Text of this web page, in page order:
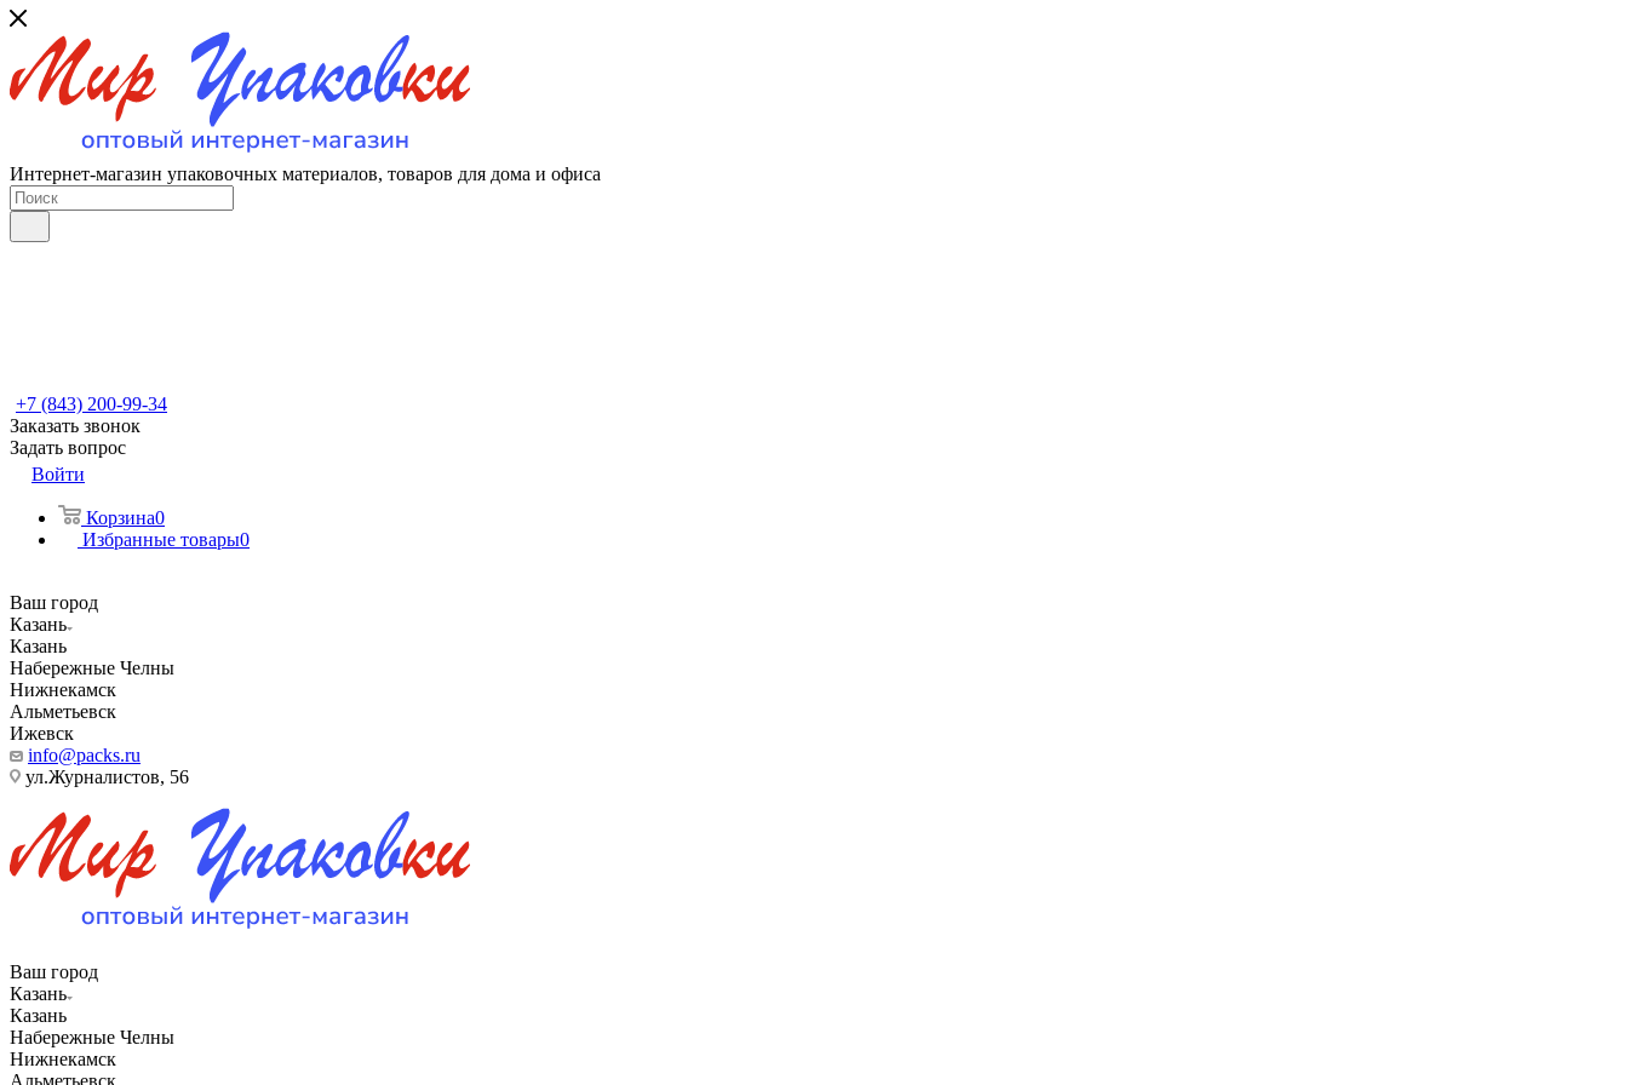
Интернет-магазин упаковочных материалов, товаров для дома и офиса
+7 (843) 200-99-34
Заказать звонок
Задать вопрос
Войти
Корзина0
Избранные товары0
Ваш город
Казань
Казань
Набережные Челны
Нижнекамск
Альметьевск
Ижевск
info@packs.ru
ул.Журналистов, 56
Ваш город
Казань
Казань
Набережные Челны
Нижнекамск
Альметьевск